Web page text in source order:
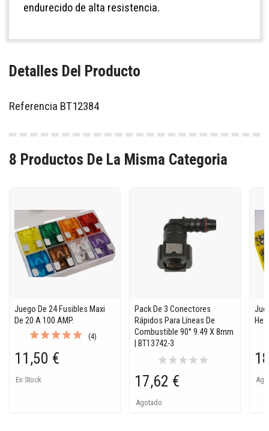
endurecido de alta resistencia.
Detalles Del Producto
Referencia BT12384
8 Productos De La Misma Categoria
Juego De 24 Fusibles Maxi
De 20 A 100 AMP.
(4)
11,50 €
En Stock
Pack De 3 Conectores
Rápidos Para Líneas De
Combustible 90° 9.49 X 8mm
| BT13742-3
starstarstarstarstar
17,62 €
Agotado